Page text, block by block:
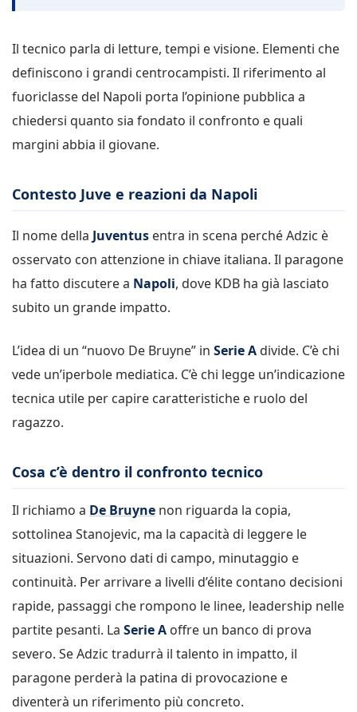
Il tecnico parla di letture, tempi e visione. Elementi che
definiscono i grandi centrocampisti. Il riferimento al
fuoriclasse del Napoli porta l’opinione pubblica a
chiedersi quanto sia fondato il confronto e quali
margini abbia il giovane.
Contesto Juve e reazioni da Napoli
Il nome della Juventus entra in scena perché Adzic è
osservato con attenzione in chiave italiana. Il paragone
ha fatto discutere a Napoli, dove KDB ha già lasciato
subito un grande impatto.
L’idea di un “nuovo De Bruyne” in Serie A divide. C’è chi
vede un’iperbole mediatica. C’è chi legge un’indicazione
tecnica utile per capire caratteristiche e ruolo del
ragazzo.
Cosa c’è dentro il confronto tecnico
Il richiamo a De Bruyne non riguarda la copia,
sottolinea Stanojevic, ma la capacità di leggere le
situazioni. Servono dati di campo, minutaggio e
continuità. Per arrivare a livelli d’élite contano decisioni
rapide, passaggi che rompono le linee, leadership nelle
partite pesanti. La Serie A offre un banco di prova
severo. Se Adzic tradurrà il talento in impatto, il
paragone perderà la patina di provocazione e
diventerà un riferimento più concreto.